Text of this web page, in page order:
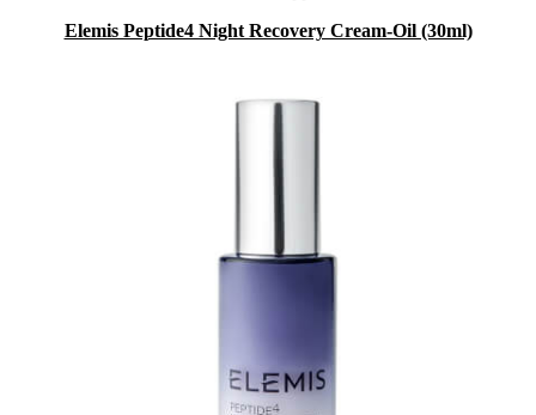
Elemis Peptide4 Night Recovery Cream-Oil (30ml)